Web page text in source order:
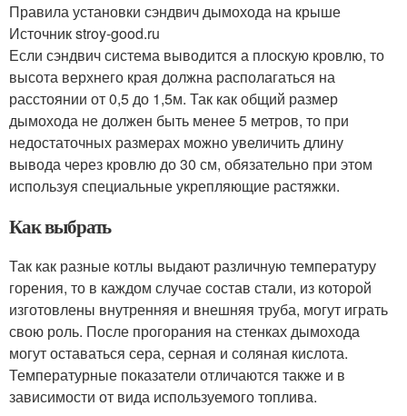
Правила установки сэндвич дымохода на крыше
Источник stroy-good.ru
Если сэндвич система выводится а плоскую кровлю, то
высота верхнего края должна располагаться на
расстоянии от 0,5 до 1,5м. Так как общий размер
дымохода не должен быть менее 5 метров, то при
недостаточных размерах можно увеличить длину
вывода через кровлю до 30 см, обязательно при этом
используя специальные укрепляющие растяжки.
Как выбрать
Так как разные котлы выдают различную температуру
горения, то в каждом случае состав стали, из которой
изготовлены внутренняя и внешняя труба, могут играть
свою роль. После прогорания на стенках дымохода
могут оставаться сера, серная и соляная кислота.
Температурные показатели отличаются также и в
зависимости от вида используемого топлива.